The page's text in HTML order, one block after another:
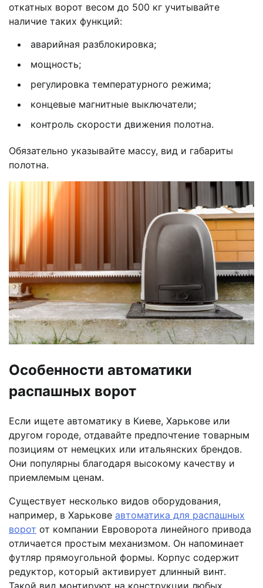
откатных ворот весом до 500 кг учитывайте
наличие таких функций:
аварийная разблокировка;
мощность;
регулировка температурного режима;
концевые магнитные выключатели;
контроль скорости движения полотна.
Обязательно указывайте массу, вид и габариты
полотна.
Особенности автоматики
распашных ворот
Если ищете автоматику в Киеве, Харькове или
другом городе, отдавайте предпочтение товарным
позициям от немецких или итальянских брендов.
Они популярны благодаря высокому качеству и
приемлемым ценам.
Существует несколько видов оборудования,
например, в Харькове автоматика для распашных
ворот от компании Евроворота линейного привода
отличается простым механизмом. Он напоминает
футляр прямоугольной формы. Корпус содержит
редуктор, который активирует длинный винт.
Такой вид монтируют на конструкции любых